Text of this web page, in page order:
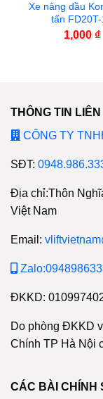
Xe nâng dầu
tấn FD20T-
1,000 ₫
THÔNG TIN LIÊN
CÔNG TY
SĐT:
Địa chỉ:Thôn
Việt Nam
Email:
ĐKKD:
Do phòng ĐKKD
Chính TP Hà Nội
CÁC BÀI CHÍNH